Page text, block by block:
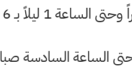
السادسة صباحاً بـ(8)